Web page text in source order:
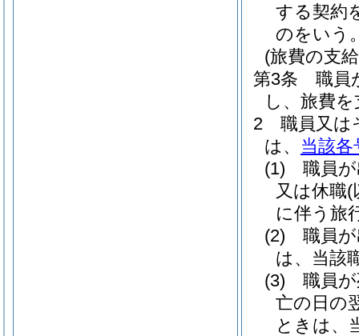
する契約
のをいう
(旅費の支
第3条
職員
し、旅費
2
職員又は
は、 当該各
(1)
職員
又は休職(
に伴う旅
(2)
職員
は、当該
(3)
職員
亡の日の
ときは、